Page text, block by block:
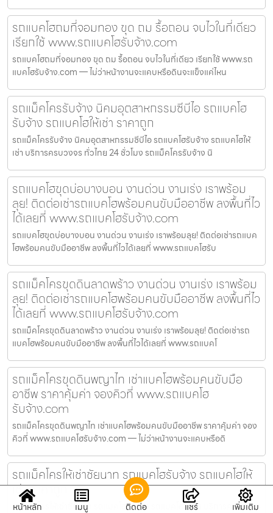
รถแบคโฮถมที่จอมทอง ขุด ถม รื้อถอน จบไวในที่เดียว
เรียกใช้ www.รถแบคโฮรับจ้าง.com
รถแบคโฮถมที่จอมทอง ขุด ถม รื้อถอน จบไวในที่เดียว เรียกใช้ www.รถ
แบคโฮรับจ้าง.com — ไม่ว่าหน้างานจะแคบหรือดินจะแข็งแค่ไหน
รถแม็คโครรับจ้าง นิคมอุตสาหกรรมซีบีไอ รถแบคโฮ
รับจ้าง รถแบคโฮให้เช่า ราคาถูก
รถแม็คโครรับจ้าง นิคมอุตสาหกรรมซีบีไอ รถแบคโฮรับจ้าง รถแบคโฮให้
เช่า บริการครบวงจร ทั่วไทย 24 ชั่วโมง รถแม็คโครรับจ้าง นิ
รถแบคโฮขุดบ่อบางบอน งานด่วน งานเร่ง เราพร้อม
ลุย! ติดต่อเช่ารถแบคโฮพร้อมคนขับมืออาชีพ ลงพื้นที่ไว
ได้เลยที่ www.รถแบคโฮรับจ้าง.com
รถแบคโฮขุดบ่อบางบอน งานด่วน งานเร่ง เราพร้อมลุย! ติดต่อเช่ารถแบค
โฮพร้อมคนขับมืออาชีพ ลงพื้นที่ไวได้เลยที่ www.รถแบคโฮรับ
รถแม็คโครขุดดินลาดพร้าว งานด่วน งานเร่ง เราพร้อม
ลุย! ติดต่อเช่ารถแบคโฮพร้อมคนขับมืออาชีพ ลงพื้นที่ไว
ได้เลยที่ www.รถแบคโฮรับจ้าง.com
รถแม็คโครขุดดินลาดพร้าว งานด่วน งานเร่ง เราพร้อมลุย! ติดต่อเช่ารถ
แบคโฮพร้อมคนขับมืออาชีพ ลงพื้นที่ไวได้เลยที่ www.รถแบคโ
รถแม็คโครขุดดินพญาไท เช่าแบคโฮพร้อมคนขับมือ
อาชีพ ราคาคุ้มค่า จองคิวที่ www.รถแบคโฮ
รับจ้าง.com
รถแม็คโครขุดดินพญาไท เช่าแบคโฮพร้อมคนขับมืออาชีพ ราคาคุ้มค่า จอง
คิวที่ www.รถแบคโฮรับจ้าง.com — ไม่ว่าหน้างานจะแคบหรือดิ
รถแม็คโครให้เช่าชัยนาท รถแบคโฮรับจ้าง รถแบคโฮให้
เช่า ราคาถูก
รถแม็คโครให้เช่าชัยนาท รถแบคโฮรับจ้าง รถแบคโฮให้เช่า บริการครบวงจร
หน้าหลัก เมนู ติดต่อ แชร์ เพิ่มเติม